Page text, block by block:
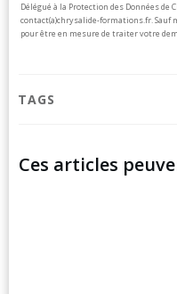
Délégué à la Protection des Données de
contact(a)chrysalide-formations.fr.Sauf
pour être en mesure de traiter votre
TAGS
Ces articles